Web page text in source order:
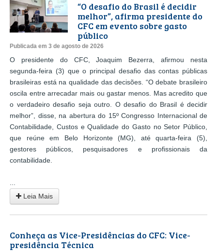
“O desafio do Brasil é decidir
melhor”, afirma presidente do
CFC em evento sobre gasto
público
Publicada em 3 de agosto de 2026
O presidente do CFC, Joaquim Bezerra, afirmou nesta
segunda-feira (3) que o principal desafio das contas públicas
brasileiras está na qualidade das decisões. “O debate brasileiro
oscila entre arrecadar mais ou gastar menos. Mas acredito que
o verdadeiro desafio seja outro. O desafio do Brasil é decidir
melhor”, disse, na abertura do 15º Congresso Internacional de
Contabilidade, Custos e Qualidade do Gasto no Setor Público,
que reúne em Belo Horizonte (MG), até quarta-feira (5),
gestores públicos, pesquisadores e profissionais da
contabilidade.
Leia Mais
Conheça as Vice-Presidências do CFC: Vice-
presidência Técnica